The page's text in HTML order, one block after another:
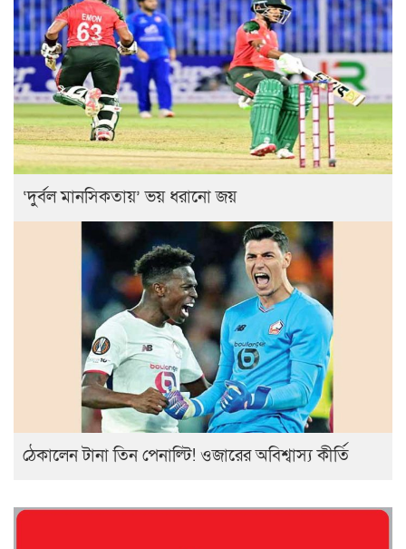
‘দুর্বল মানসিকতায়’ ভয় ধরানো জয়
ঠেকালেন টানা তিন পেনাল্টি! ওজারের অবিশ্বাস্য কীর্তি